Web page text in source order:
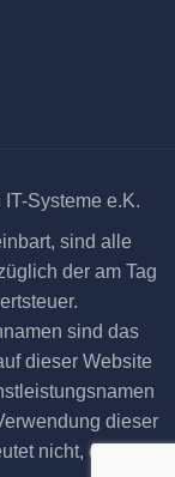
Systeme e.K.
sind alle
der am Tag
sind das
dieser Website
dieser
nicht, dass sie